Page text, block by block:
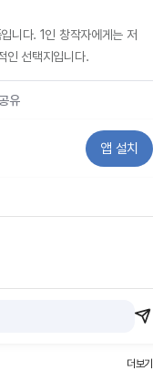
니다. 1인 창작자에게는 저
인 선택지입니다.
공유
앱 설치
더보기